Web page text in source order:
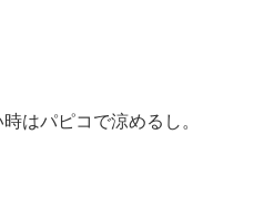
はパピコで涼めるし。